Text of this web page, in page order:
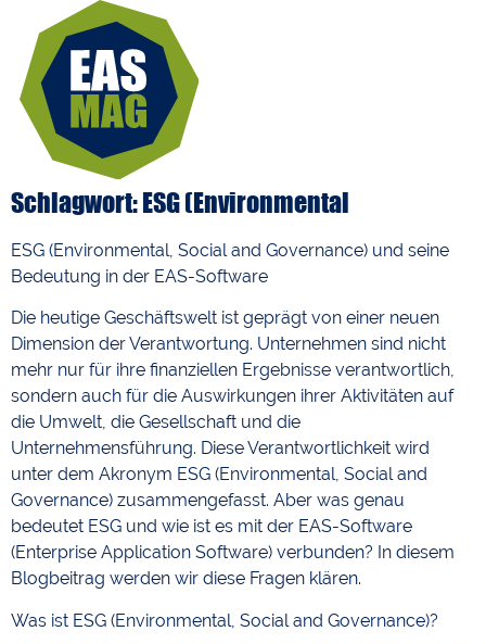
Schlagwort: ESG (Environmental
ESG (Environmental, Social and Governance) und seine
Bedeutung in der EAS-Software
Die heutige Geschäftswelt ist geprägt von einer neuen
Dimension der Verantwortung. Unternehmen sind nicht
mehr nur für ihre finanziellen Ergebnisse verantwortlich,
sondern auch für die Auswirkungen ihrer Aktivitäten auf
die Umwelt, die Gesellschaft und die
Unternehmensführung. Diese Verantwortlichkeit wird
unter dem Akronym ESG (Environmental, Social and
Governance) zusammengefasst. Aber was genau
bedeutet ESG und wie ist es mit der EAS-Software
(Enterprise Application Software) verbunden? In diesem
Blogbeitrag werden wir diese Fragen klären.
Was ist ESG (Environmental, Social and Governance)?